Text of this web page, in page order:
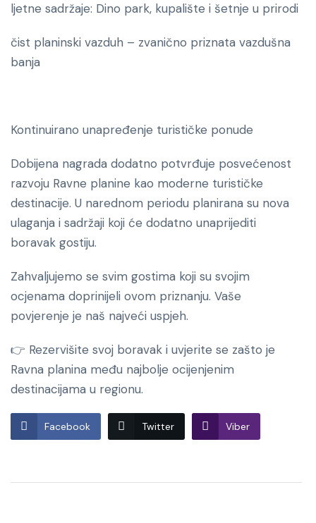
ljetne sadržaje: Dino park, kupalište i šetnje u prirodi
čist planinski vazduh – zvanično priznata vazdušna
banja
Kontinuirano unapređenje turističke ponude
Dobijena nagrada dodatno potvrđuje posvećenost
razvoju Ravne planine kao moderne turističke
destinacije. U narednom periodu planirana su nova
ulaganja i sadržaji koji će dodatno unaprijediti
boravak gostiju.
Zahvaljujemo se svim gostima koji su svojim
ocjenama doprinijeli ovom priznanju. Vaše
povjerenje je naš najveći uspjeh.
👉 Rezervišite svoj boravak i uvjerite se zašto je
Ravna planina među najbolje ocijenjenim
destinacijama u regionu.
Facebook Twitter Viber